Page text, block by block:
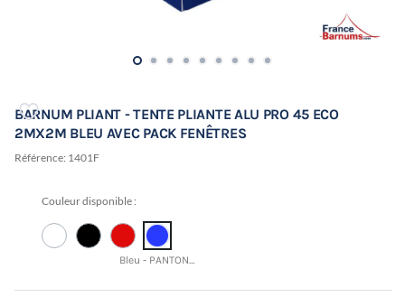
BARNUM PLIANT - TENTE PLIANTE ALU PRO 45 ECO
2MX2M BLEU AVEC PACK FENÊTRES
Référence: 1401F
Couleur disponible :
Bleu - PANTONE 19-3952 TCX